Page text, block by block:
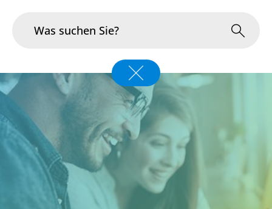
Branchen
Im Fokus
Portfolio
Infrastruktur & Betrieb